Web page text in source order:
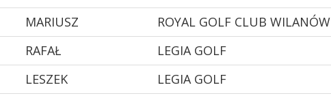
MARIUSZ ROYAL GOLF CLUB WILANÓW
RAFAŁ LEGIA GOLF
LESZEK LEGIA GOLF